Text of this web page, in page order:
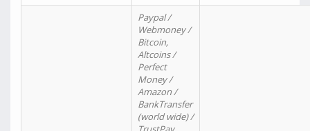
Paypal /
Webmoney /
Bitcoin,
Altcoins /
Perfect
Money /
Amazon /
BankTransfer
(world wide) /